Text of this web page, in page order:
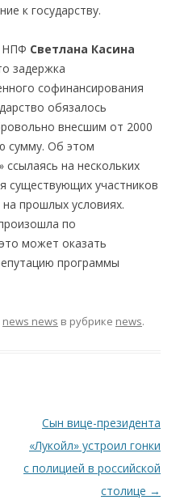
к государству.
НПФ Светлана Касина
задержка
софинансирования
обязалось
внесшим от 2000
сумму. Об этом
на нескольких
существующих участников
прошлых условиях.
по
может оказать
программы
news news в рубрике news.
Сын вице-президента
«Лукойл» устроил гонки
с полицией в российской
столице →